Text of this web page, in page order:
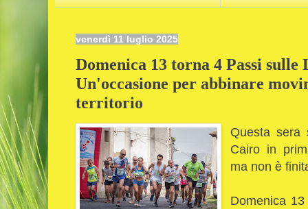
venerdì 11 luglio 2025
Domenica 13 torna 4 Passi
Un'occasione per abbinare
territorio
Questa sera
Cairo in
ma non è
Domenica